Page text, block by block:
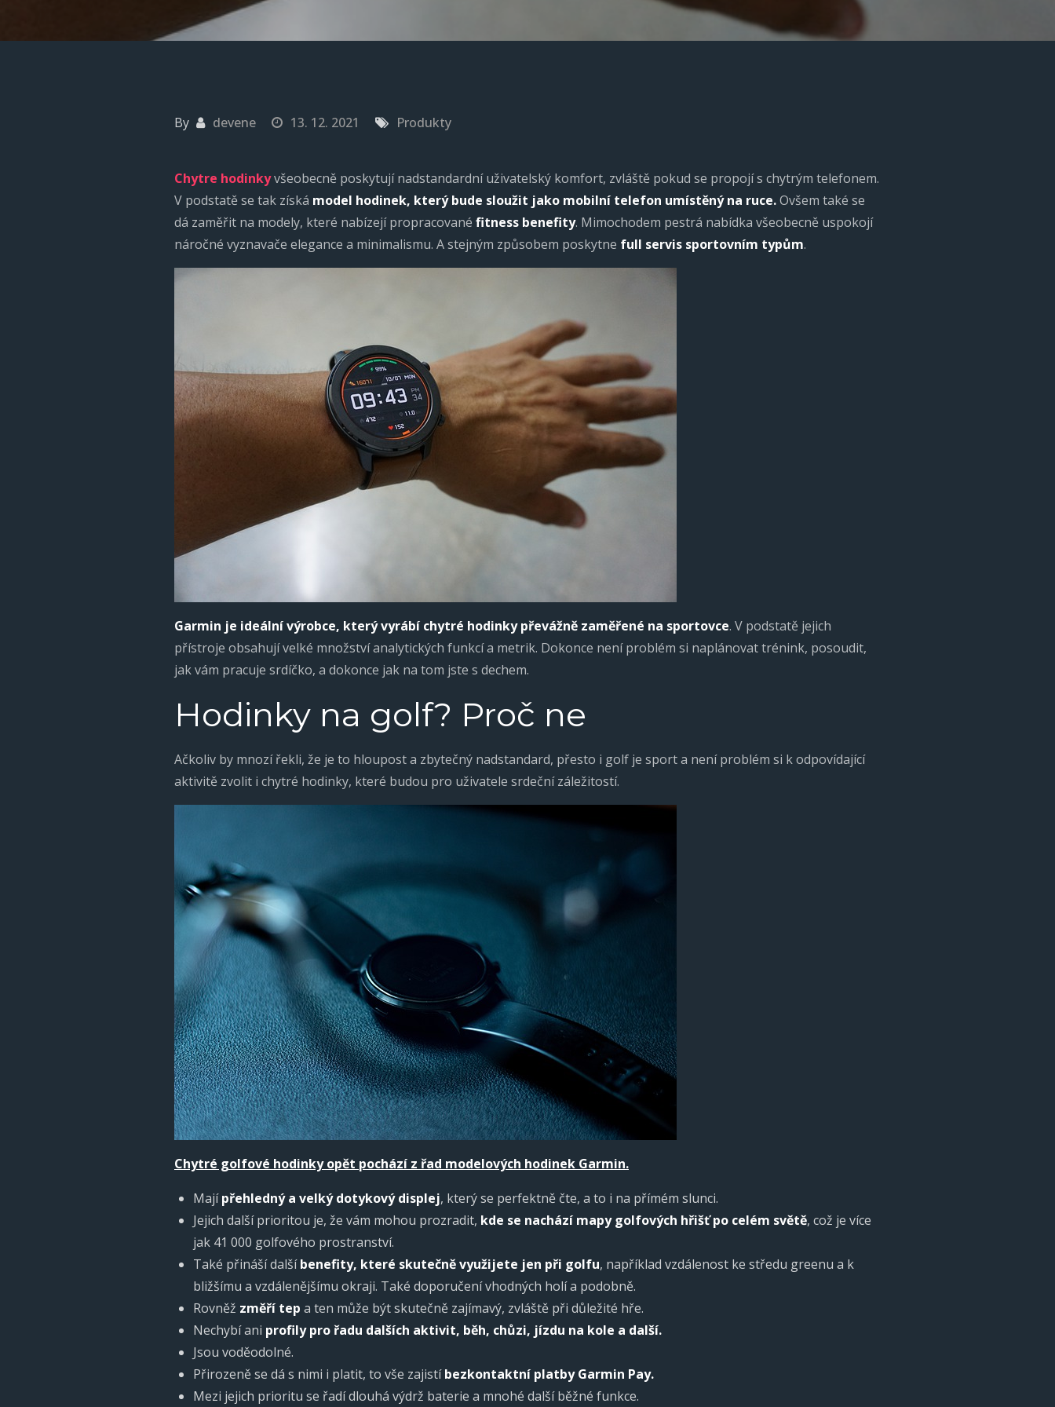
By devene 13. 12. 2021 Produkty
Chytre hodinkyvšeobecně poskytují nadstandardní uživatelský komfort, zvláště pokud se propojí s chytrým telefonem.
V podstatě se tak získá model hodinek, který bude sloužit jako mobilní telefon umístěný na ruce.Ovšem také se
dá zaměřit na modely, které nabízejí propracované fitness benefity. Mimochodem pestrá nabídka všeobecně uspokojí
náročné vyznavače elegance a minimalismu. A stejným způsobem poskytne full servis sportovním typům.
Garmin je ideální výrobce, který vyrábí chytré hodinky převážně zaměřené na sportovce. V podstatě jejich
přístroje obsahují velké množství analytických funkcí a metrik. Dokonce není problém si naplánovat trénink, posoudit,
jak vám pracuje srdíčko, a dokonce jak na tom jste s dechem.
Hodinky na golf? Proč ne
Ačkoliv by mnozí řekli, že je to hloupost a zbytečný nadstandard, přesto i golf je sport a není problém si k odpovídající
aktivitě zvolit i chytré hodinky, které budou pro uživatele srdeční záležitostí.
Chytré golfové hodinky opět pochází z řad modelových hodinek Garmin.
Majípřehledný a velký dotykový displej, který se perfektně čte, a to i na přímém slunci.
Jejich další prioritou je, že vám mohou prozradit, kde se nachází mapy golfových hřišť po celém světě, což je více
jak 41 000 golfového prostranství.
Také přináší dalšíbenefity, které skutečně využijete jen při golfu, například vzdálenost ke středu greenu a k
bližšímu a vzdálenějšímu okraji. Také doporučení vhodných holí a podobně.
Rovněž změří tep a ten může být skutečně zajímavý, zvláště při důležité hře.
Nechybí ani profily pro řadu dalších aktivit, běh, chůzi, jízdu na kole a další.
Jsou voděodolné.
Přirozeně se dá s nimi i platit, to vše zajistíbezkontaktní platby Garmin Pay.
Mezi jejich prioritu se řadí dlouhá výdrž baterie a mnohé další běžné funkce.